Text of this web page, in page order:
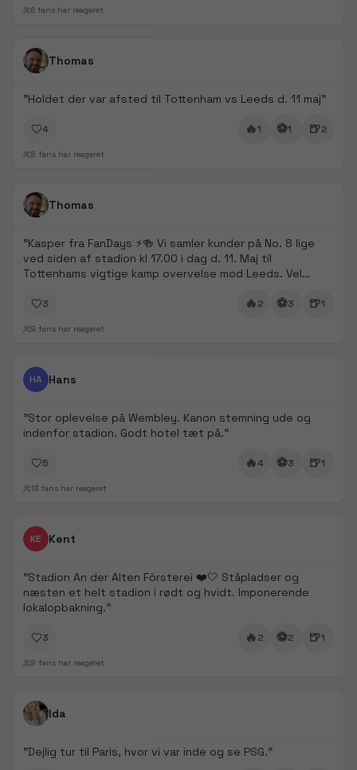
6 fans har reageret
FanDays bidrag
Thomas
"Holdet der var afsted til Tottenham vs Leeds d. 11 maj"
4 🔥1 ⚽1 🍺2
8 fans har reageret
FanDays bidrag
Thomas
"Kasper fra FanDays ⚡️🍻 Vi samler kunder på No. 8 lige
ved siden af stadion kl 17.00 i dag d. 11. Maj til
Tottenhams vigtige kamp overvelse mod Leeds. Vel
3 🔥2 ⚽3 🍺1
9 fans har reageret
FanDays bidrag
HA Hans
"Stor oplevelse på Wembley. Kanon stemning ude og
indenfor stadion. Godt hotel tæt på."
5 🔥4 ⚽3 🍺1
13 fans har reageret
FanDays bidrag
KE Kent
"Stadion An der Alten Försterei ❤️🤍 Ståpladser og
næsten et helt stadion i rødt og hvidt. Imponerende
lokalopbakning."
3 🔥2 ⚽2 🍺1
8 fans har reageret
FanDays bidrag
Ida
"Dejlig tur til Paris, hvor vi var inde og se PSG."